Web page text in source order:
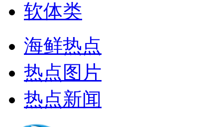
软体类
海鲜热点
热点图片
热点新闻